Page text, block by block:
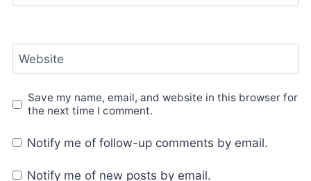
Website
Save my name, email, and website in this browser for
the next time I comment.
Notify me of follow-up comments by email.
Notify me of new posts by email.